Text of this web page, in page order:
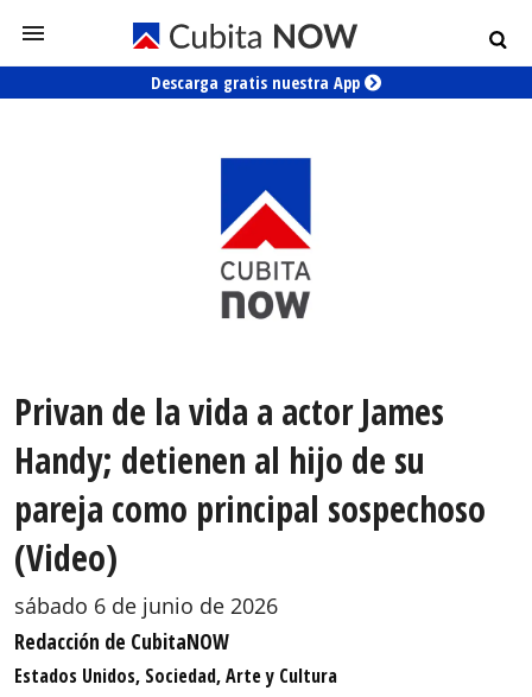
Descarga gratis nuestra App
Privan de la vida a actor James
Handy; detienen al hijo de su
pareja como principal sospechoso
(Video)
sábado 6 de junio de 2026
Redacción de CubitaNOW
Estados Unidos, Sociedad, Arte y Cultura